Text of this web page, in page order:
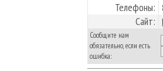
Телефоны:
Сайт:
Сообщите нам
обязательно, если есть
ошибка: